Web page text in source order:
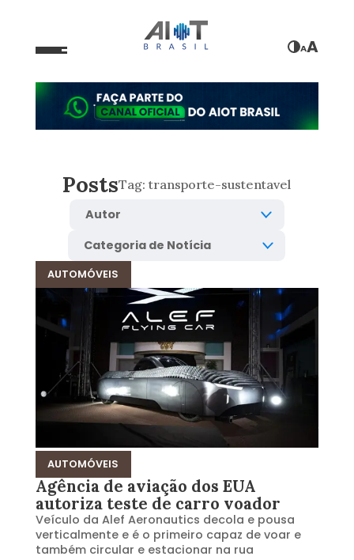
AA
PostsTag:transporte-sustentavel
AUTOMÓVEIS
AUTOMÓVEIS
Agência de aviação dos EUA
autoriza teste de carro voador
Veículo da Alef Aeronautics decola e pousa
verticalmente e é o primeiro capaz de voar e
também circular e estacionar na rua